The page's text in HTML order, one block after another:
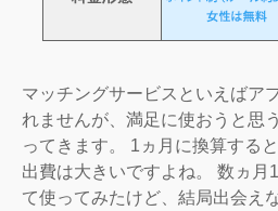
マッチングサービスといえばア
れませんが、満足に使おうと思
ってきます。 1ヵ月に換算する
出費は大きいですよね。 数ヵ月
て使ってみたけど、結局出会え